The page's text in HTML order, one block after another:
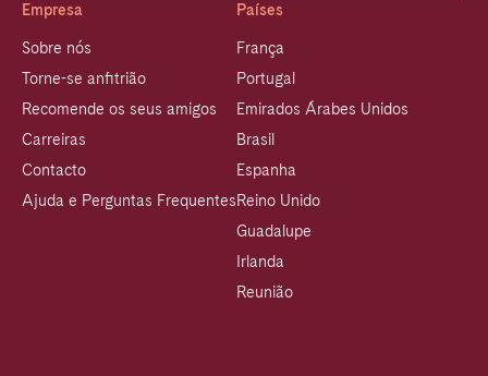
Empresa
Sobre nós
Torne-se anfitrião
Recomende os seus amigos
Carreiras
Contacto
Ajuda e Perguntas Frequentes
Países
França
Portugal
Emirados Árabes Unidos
Brasil
Espanha
Reino Unido
Guadalupe
Irlanda
Reunião